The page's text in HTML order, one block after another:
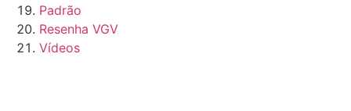
Padrão
Resenha VGV
Vídeos